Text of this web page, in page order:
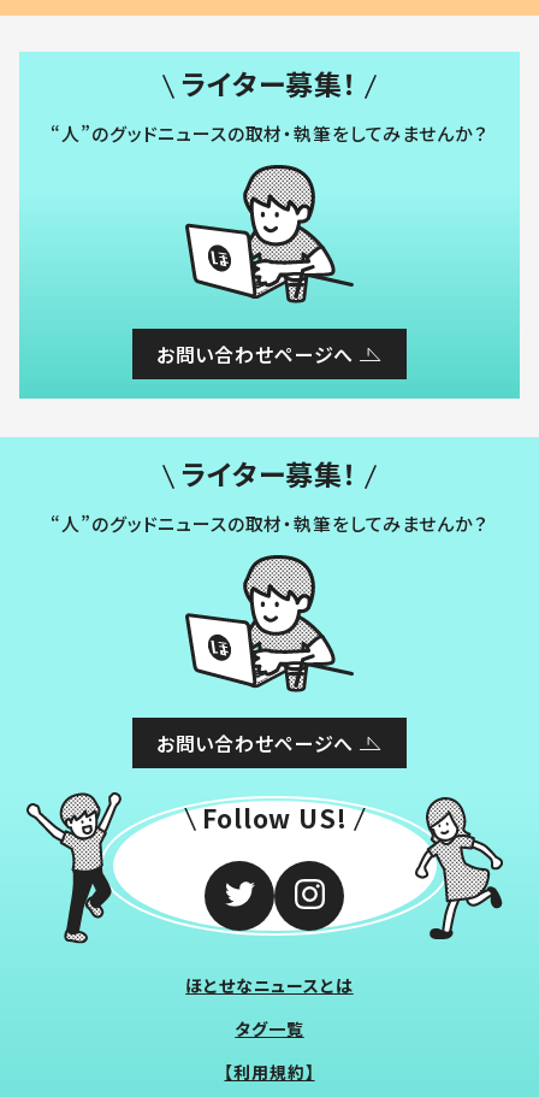
ライター募集！
“人”のグッドニュースの取材・執筆をしてみませんか？
お問い合わせページへ
ライター募集！
“人”のグッドニュースの取材・執筆をしてみませんか？
お問い合わせページへ
Follow US!
ほとせなニュースとは
タグ一覧
【利用規約】